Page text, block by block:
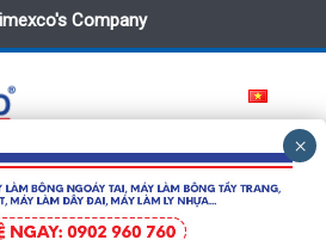
Home / MACHINES / Other machines
Company